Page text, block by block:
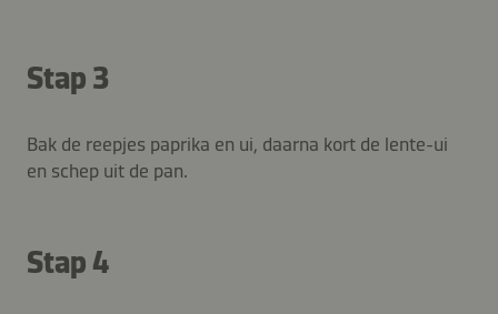
Stap 3
Bak de reepjes paprika en ui, daarna kort de lente-ui
en schep uit de pan.
Stap 4